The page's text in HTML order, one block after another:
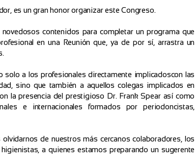
es un gran honor organizar este Congreso.
contenidos para completar un programa que
en una Reunión que, ya de por sí, arrastra un
solo a los profesionales directamente implicadoscon las
sino que también a aquellos colegas implicados en
la presencia del prestigioso Dr. Frank Spear así como
e internacionales formados por periodoncistas,
de nuestros más cercanos colaboradores, los
a quienes estamos preparando un sugerente